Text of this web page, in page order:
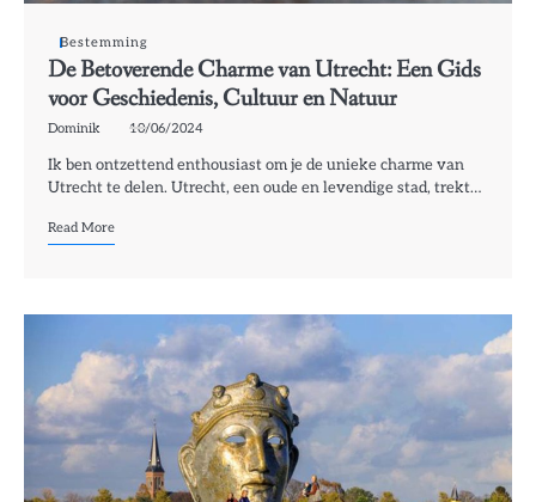
Bestemming
De Betoverende Charme van Utrecht: Een Gids
voor Geschiedenis, Cultuur en Natuur
Dominik 10/06/2024
Ik ben ontzettend enthousiast om je de unieke charme van
Utrecht te delen. Utrecht, een oude en levendige stad, trekt…
Read More